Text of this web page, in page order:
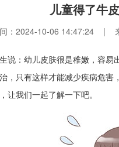
儿童得了牛
：2024-10-06 14:47:24 |
说：幼儿皮肤很是稚嫩，容易
，只有这样才能减少疾病危
让我们一起了解一下吧。